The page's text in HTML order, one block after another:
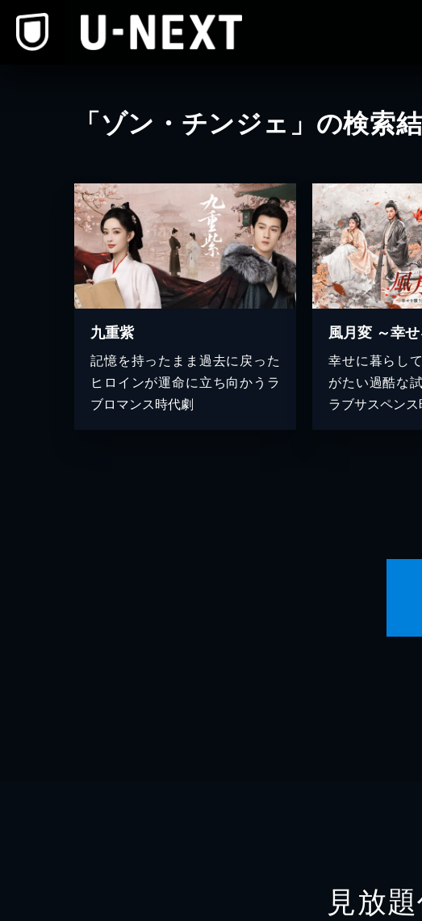
「ゾン・チンジェ」の検索
九重紫
記憶を持ったまま過去に戻った
ヒロインが運命に立ち向かうラ
ブロマンス時代劇
幸せに暮らし
がたい過酷な
ラブサスペンス
見放